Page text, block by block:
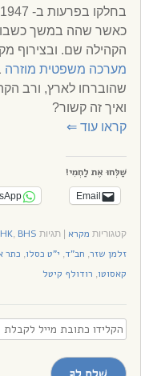
בחלקו בפרעות ב- 1947
כאשר שהה במשך
הקהילה שם. ובצירוף
מערכה משפטית מוזרה
שהוברחו לארץ, ורב
ואיך זה קשור?
קראו עוד⇐
שַׁלְּחוּ אֶת לַחְמִי!
Email
קטגוריות מקרא |תגיות , BHS
זלמן שזר, חב"ד, י"ט כסלו, כתר
קאסוטו, רודולף קיטל
הקלידו
כתובת
מייל